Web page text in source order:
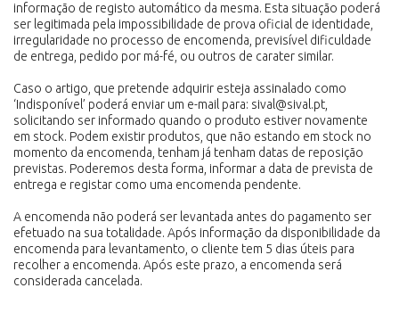
informação de registo automático da mesma. Esta situação poderá
ser legitimada pela impossibilidade de prova oficial de identidade,
irregularidade no processo de encomenda, previsível dificuldade
de entrega, pedido por má-fé, ou outros de carater similar.
Caso o artigo, que pretende adquirir esteja assinalado como
‘Indisponível’ poderá enviar um e-mail para: sival@sival.pt,
solicitando ser informado quando o produto estiver novamente
em stock. Podem existir produtos, que não estando em stock no
momento da encomenda, tenham já tenham datas de reposição
previstas. Poderemos desta forma, informar a data de prevista de
entrega e registar como uma encomenda pendente.
A encomenda não poderá ser levantada antes do pagamento ser
efetuado na sua totalidade. Após informação da disponibilidade da
encomenda para levantamento, o cliente tem 5 dias úteis para
recolher a encomenda. Após este prazo, a encomenda será
considerada cancelada.